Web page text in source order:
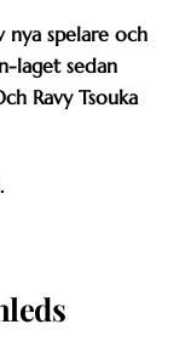
nya spelare och
laget sedan
Ravy Tsouka